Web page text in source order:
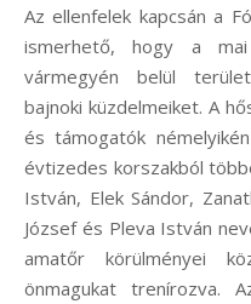
Az ellenfelek kapcsán a
ismerhető, hogy a
vármegyén belül
bajnoki küzdelmeiket. A
és támogatók
évtizedes korszakból
István, Elek Sándor,
József és Pleva István
amatőr körülményei
önmagukat trenírozva.